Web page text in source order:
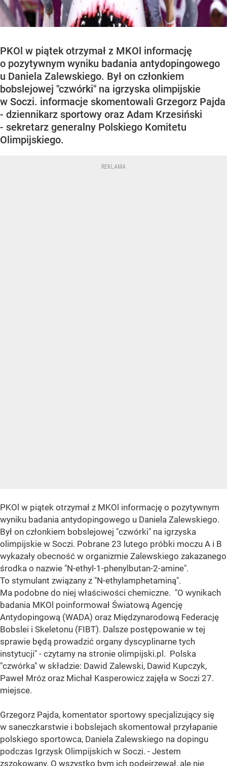
PKOl w piątek otrzymał z MKOl informację
o pozytywnym wyniku badania antydopingowego
u Daniela Zalewskiego. Był on członkiem
bobslejowej "czwórki" na igrzyska olimpijskie
w Soczi. informacje skomentowali Grzegorz Pajda
- dziennikarz sportowy oraz Adam Krzesiński
- sekretarz generalny Polskiego Komitetu
Olimpijskiego.
PKOl w piątek otrzymał z MKOl informację o pozytywnym
wyniku badania antydopingowego u Daniela Zalewskiego.
Był on członkiem bobslejowej "czwórki" na igrzyska
olimpijskie w Soczi. Pobrane 23 lutego próbki moczu A i B
wykazały obecność w organizmie Zalewskiego zakazanego
środka o nazwie "N-ethyl-1-phenylbutan-2-amine".
To stymulant związany z "N-ethylamphetaminą".
Ma podobne do niej właściwości chemiczne. "O wynikach
badania MKOl poinformował Światową Agencję
Antydopingową (WADA) oraz Międzynarodową Federację
Bobslei i Skeletonu (FIBT). Dalsze postępowanie w tej
sprawie będą prowadzić organy dyscyplinarne tych
instytucji" - czytamy na stronie olimpijski.pl. Polska
"czwórka" w składzie: Dawid Zalewski, Dawid Kupczyk,
Paweł Mróz oraz Michał Kasperowicz zajęła w Soczi 27.
miejsce.
Grzegorz Pajda, komentator sportowy specjalizujący się
w saneczkarstwie i bobslejach skomentował przyłapanie
polskiego sportowca, Daniela Zalewskiego na dopingu
podczas Igrzysk Olimpijskich w Soczi. - Jestem
zszokowany. O wszystko bym ich podejrzewał, ale nie